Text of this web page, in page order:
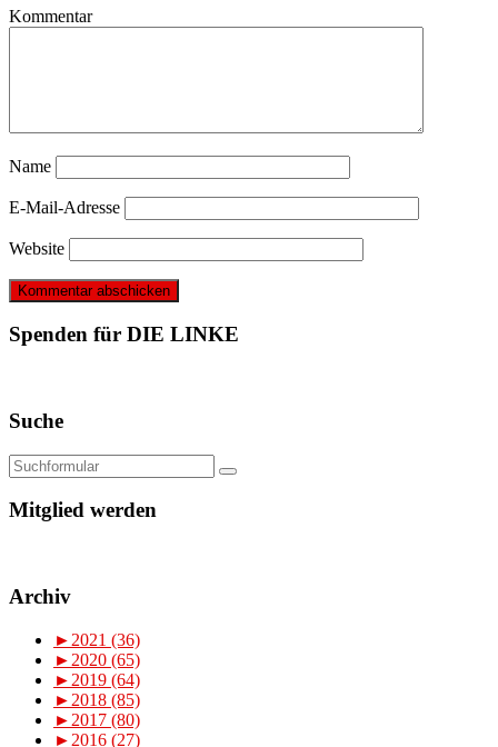
Kommentar
Name
E-Mail-Adresse
Website
Spenden für DIE LINKE
Suche
Mitglied werden
Archiv
► 2021 (36)
► 2020 (65)
► 2019 (64)
► 2018 (85)
► 2017 (80)
► 2016 (27)